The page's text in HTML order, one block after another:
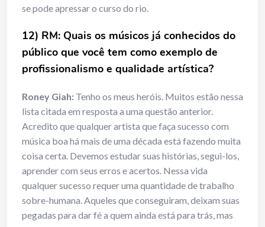
se pode apressar o curso do rio.
12) RM: Quais os músicos já conhecidos do
público que você tem como exemplo de
profissionalismo e qualidade artística?
Roney Giah: Tenho os meus heróis. Muitos estão nessa
lista citada em resposta a uma questão anterior.
Acredito que qualquer artista que faça sucesso com
música boa há mais de uma década está fazendo muita
coisa certa. Devemos estudar suas histórias, segui-los,
aprender com seus erros e acertos. Nessa vida
qualquer sucesso requer uma quantidade de trabalho
sobre-humana. Aqueles que conseguiram, deixam suas
pegadas para dar fé a quem ainda está para trás, mas